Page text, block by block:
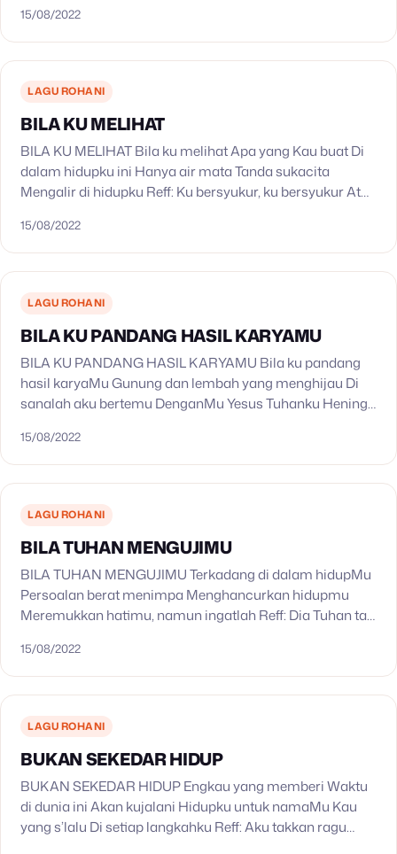
yang indah Biarkanlah kumenyembah Memberikan hati…
15/08/2022
LAGU ROHANI
BILA KU MELIHAT
BILA KU MELIHAT Bila ku melihat Apa yang Kau buat Di
dalam hidupku ini Hanya air mata Tanda sukacita
Mengalir di hidupku Reff: Ku bersyukur, ku bersyukur Atas
15/08/2022
LAGU ROHANI
BILA KU PANDANG HASIL KARYAMU
BILA KU PANDANG HASIL KARYAMU Bila ku pandang
hasil karyaMu Gunung dan lembah yang menghijau Di
sanalah aku bertemu DenganMu Yesus Tuhanku Hening
Di sanalah…
15/08/2022
LAGU ROHANI
BILA TUHAN MENGUJIMU
BILA TUHAN MENGUJIMU Terkadang di dalam hidupMu
Persoalan berat menimpa Menghancurkan hidupmu
Meremukkan hatimu, namun ingatlah Reff: Dia Tuhan tak
kekuatan yang kau punya Hendaklah…
15/08/2022
LAGU ROHANI
BUKAN SEKEDAR HIDUP
BUKAN SEKEDAR HIDUP Engkau yang memberi Waktu
di dunia ini Akan kujalani Hidupku untuk namaMu Kau
yang s’lalu Di setiap langkahku Reff: Aku takkan ragu